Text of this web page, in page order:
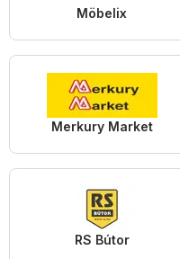
Möbelix
Merkury Market
RS Bútor